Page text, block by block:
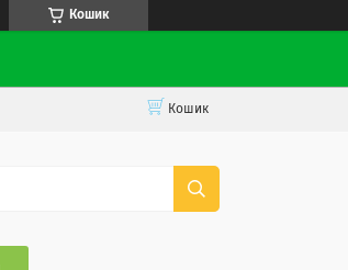
Кошик
Кошик